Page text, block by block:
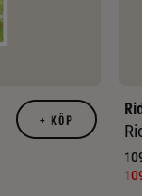
+ KÖP